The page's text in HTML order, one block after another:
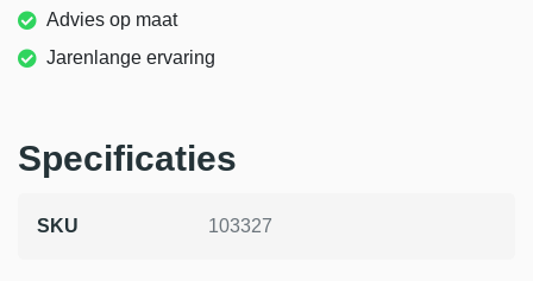
Advies op maat
Jarenlange ervaring
Specificaties
SKU 103327